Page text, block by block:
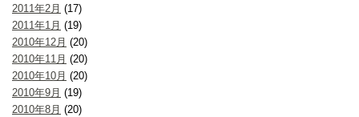
2011年2月 (17)
2011年1月 (19)
2010年12月 (20)
2010年11月 (20)
2010年10月 (20)
2010年9月 (19)
2010年8月 (20)